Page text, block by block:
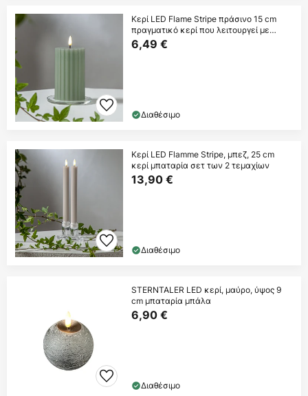
Κερί LED Flame Stripe πράσινο 15 cm
πραγματικό κερί που λειτουργεί με
μπαταρία
6,49 €
Διαθέσιμο
Κερί LED Flamme Stripe, μπεζ, 25 cm
κερί μπαταρία σετ των 2 τεμαχίων
13,90 €
Διαθέσιμο
STERNTALER LED κερί, μαύρο, ύψος 9
cm μπαταρία μπάλα
6,90 €
Διαθέσιμο